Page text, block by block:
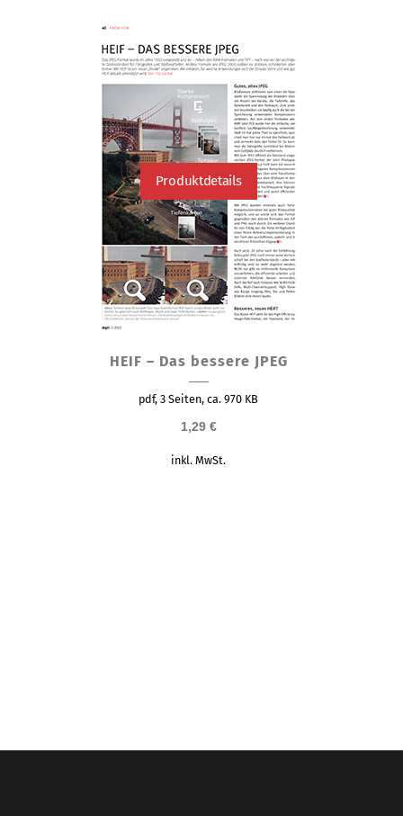
Produktdetails
HEIF – Das bessere JPEG
pdf, 3 Seiten, ca. 970 KB
1,29 €
inkl. MwSt.